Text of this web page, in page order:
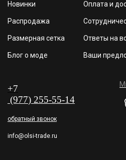
Новинки
Распродажа
Размерная сетка
Блог о моде
Оплата и
Ответы на
Ваши
+7
(977) 255-55-14
обратный звонок
info@olsi-trade.ru